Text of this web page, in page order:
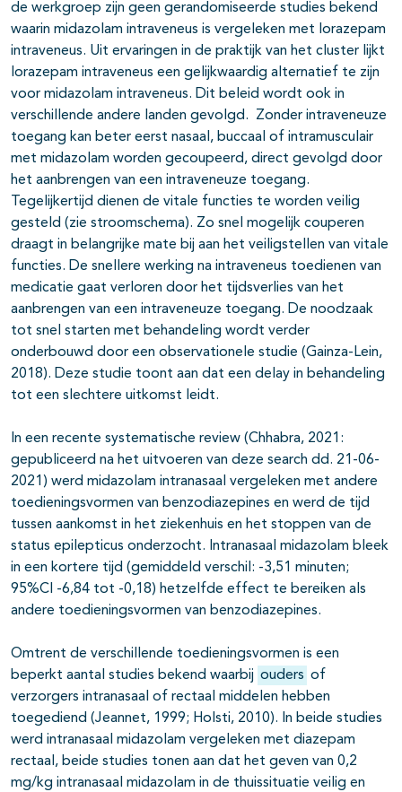
de werkgroep zijn geen gerandomiseerde studies bekend
waarin midazolam intraveneus is vergeleken met lorazepam
intraveneus. Uit ervaringen in de praktijk van het cluster lijkt
lorazepam intraveneus een gelijkwaardig alternatief te zijn
voor midazolam intraveneus. Dit beleid wordt ook in
verschillende andere landen gevolgd. Zonder intraveneuze
toegang kan beter eerst nasaal, buccaal of intramusculair
met midazolam worden gecoupeerd, direct gevolgd door
het aanbrengen van een intraveneuze toegang.
Tegelijkertijd dienen de vitale functies te worden veilig
gesteld (zie stroomschema). Zo snel mogelijk couperen
draagt in belangrijke mate bij aan het veiligstellen van vitale
functies. De snellere werking na intraveneus toedienen van
medicatie gaat verloren door het tijdsverlies van het
aanbrengen van een intraveneuze toegang. De noodzaak
tot snel starten met behandeling wordt verder
onderbouwd door een observationele studie (Gainza-Lein,
2018). Deze studie toont aan dat een delay in behandeling
tot een slechtere uitkomst leidt.
In een recente systematische review (Chhabra, 2021:
gepubliceerd na het uitvoeren van deze search dd. 21-06-
2021) werd midazolam intranasaal vergeleken met andere
toedieningsvormen van benzodiazepines en werd de tijd
tussen aankomst in het ziekenhuis en het stoppen van de
status epilepticus onderzocht. Intranasaal midazolam bleek
in een kortere tijd (gemiddeld verschil: -3,51 minuten;
95%CI -6,84 tot -0,18) hetzelfde effect te bereiken als
andere toedieningsvormen van benzodiazepines.
Omtrent de verschillende toedieningsvormen is een
beperkt aantal studies bekend waarbij ouders of
verzorgers intranasaal of rectaal middelen hebben
toegediend (Jeannet, 1999; Holsti, 2010). In beide studies
werd intranasaal midazolam vergeleken met diazepam
rectaal, beide studies tonen aan dat het geven van 0,2
mg/kg intranasaal midazolam in de thuissituatie veilig en